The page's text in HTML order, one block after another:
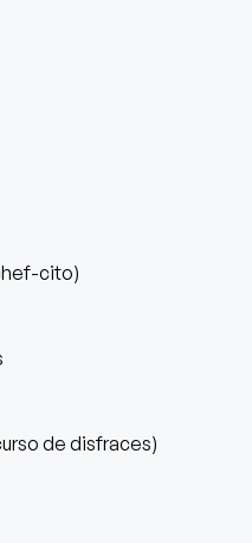
cito)
de disfraces)